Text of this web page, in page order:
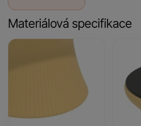
Materiálová specifikace